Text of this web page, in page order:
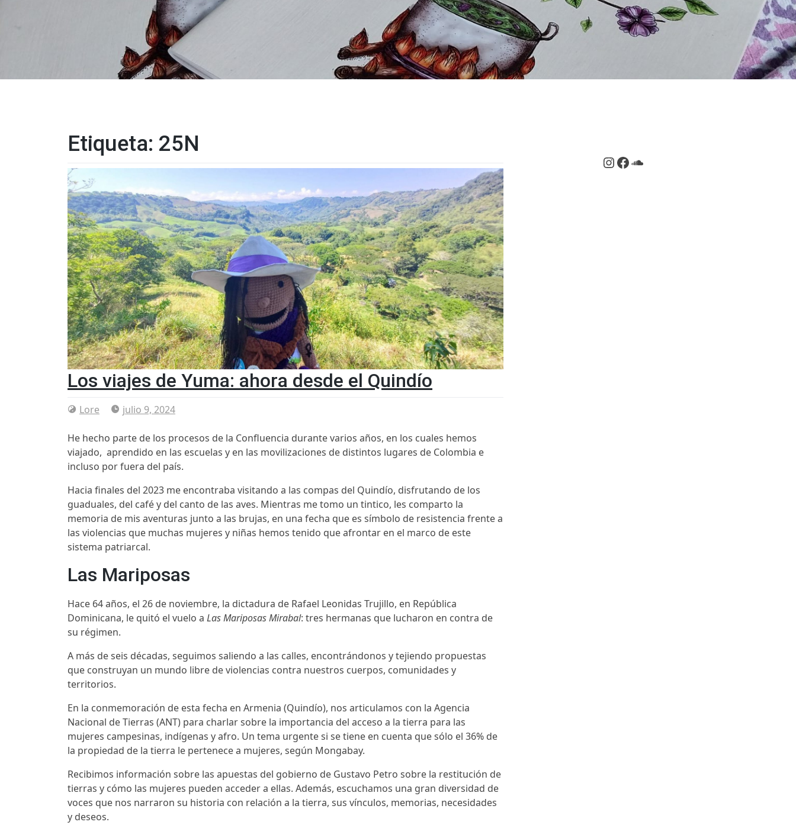
Etiqueta: 25N
Los viajes de Yuma: ahora desde el Quindío
Lore julio 9, 2024
He hecho parte de los procesos de la Confluencia durante varios años, en los cuales hemos
viajado, aprendido en las escuelas y en las movilizaciones de distintos lugares de Colombia e
incluso por fuera del país.
Hacia finales del 2023 me encontraba visitando a las compas del Quindío, disfrutando de los
guaduales, del café y del canto de las aves. Mientras me tomo un tintico, les comparto la
memoria de mis aventuras junto a las brujas, en una fecha que es símbolo de resistencia frente a
las violencias que muchas mujeres y niñas hemos tenido que afrontar en el marco de este
sistema patriarcal.
Las Mariposas
Hace 64 años, el 26 de noviembre, la dictadura de Rafael Leonidas Trujillo, en República
Dominicana, le quitó el vuelo a Las Mariposas Mirabal: tres hermanas que lucharon en contra de
su régimen.
A más de seis décadas, seguimos saliendo a las calles, encontrándonos y tejiendo propuestas
que construyan un mundo libre de violencias contra nuestros cuerpos, comunidades y
territorios.
En la conmemoración de esta fecha en Armenia (Quindío), nos articulamos con la Agencia
Nacional de Tierras (ANT) para charlar sobre la importancia del acceso a la tierra para las
mujeres campesinas, indígenas y afro. Un tema urgente si se tiene en cuenta que sólo el 36% de
la propiedad de la tierra le pertenece a mujeres, según Mongabay.
Recibimos información sobre las apuestas del gobierno de Gustavo Petro sobre la restitución de
tierras y cómo las mujeres pueden acceder a ellas. Además, escuchamos una gran diversidad de
voces que nos narraron su historia con relación a la tierra, sus vínculos, memorias, necesidades
y deseos.
Instagram
Facebook
SoundCloud